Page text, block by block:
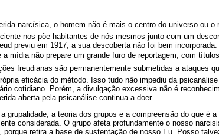
narcísica, o homem não é mais o centro do universo ou o
nos põe habitantes de nós mesmos junto com um
previu em 1917, a sua descoberta não foi bem
mídia não prepare um grande furo de reportagem, com
freudianas são permanentemente submetidas a ataques
eficácia do método. Isso tudo não impediu da
cotidiano. Porém, a divulgação excessiva não é
aberta pela psicanálise continua a doer.
grupalidade, a teoria dos grupos e a compreensão do que é
considerada. O grupo afeta profundamente o nosso
porque retira a base de sustentação de nosso Eu. Posso